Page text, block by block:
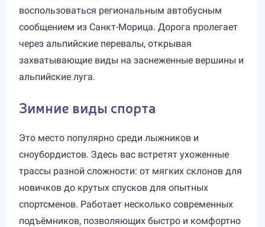
воспользоваться региональным автобусным
сообщением из Санкт-Морица. Дорога пролегает
через альпийские перевалы, открывая
захватывающие виды на заснеженные вершины и
альпийские луга.
Зимние виды спорта
Это место популярно среди лыжников и
сноубордистов. Здесь вас встретят ухоженные
трассы разной сложности: от мягких склонов для
новичков до крутых спусков для опытных
спортсменов. Работает несколько современных
подъёмников, позволяющих быстро и комфортно